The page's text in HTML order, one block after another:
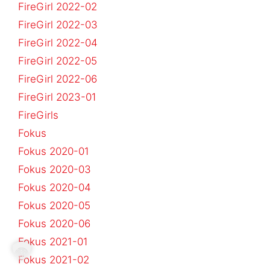
FireGirl 2022-02
FireGirl 2022-03
FireGirl 2022-04
FireGirl 2022-05
FireGirl 2022-06
FireGirl 2023-01
FireGirls
Fokus
Fokus 2020-01
Fokus 2020-03
Fokus 2020-04
Fokus 2020-05
Fokus 2020-06
Fokus 2021-01
Fokus 2021-02